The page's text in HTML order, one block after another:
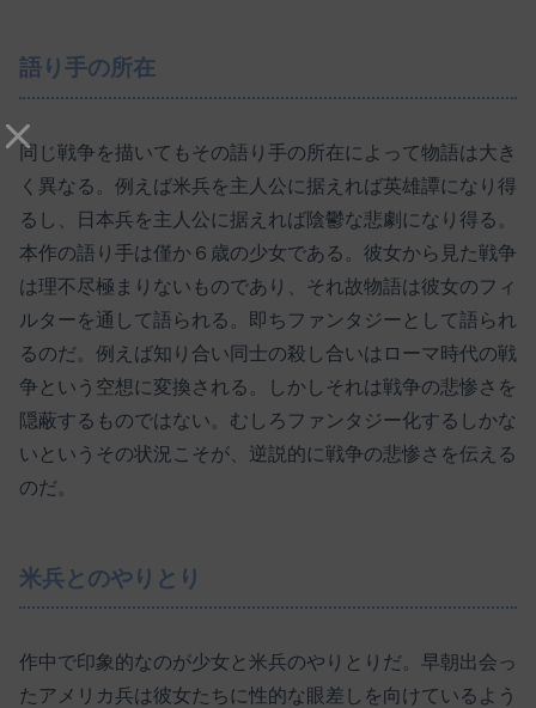
語り手の所在
同じ戦争を描いてもその語り手の所在によって物語は大き
く異なる。例えば米兵を主人公に据えれば英雄譚になり得
るし、日本兵を主人公に据えれば陰鬱な悲劇になり得る。
本作の語り手は僅か６歳の少女である。彼女から見た戦争
は理不尽極まりないものであり、それ故物語は彼女のフィ
ルターを通して語られる。即ちファンタジーとして語られ
るのだ。例えば知り合い同士の殺し合いはローマ時代の戦
争という空想に変換される。しかしそれは戦争の悲惨さを
隠蔽するものではない。むしろファンタジー化するしかな
いというその状況こそが、逆説的に戦争の悲惨さを伝える
のだ。
米兵とのやりとり
作中で印象的なのが少女と米兵のやりとりだ。早朝出会っ
たアメリカ兵は彼女たちに性的な眼差しを向けているよう